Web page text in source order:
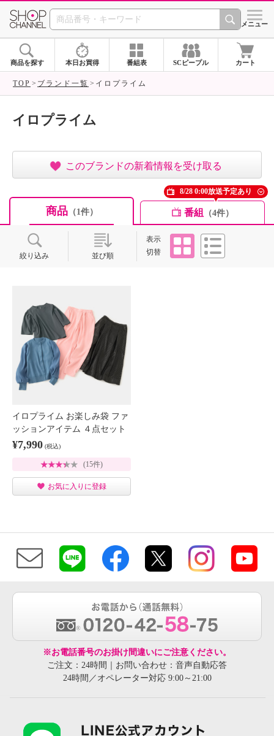
SHOP CHANNEL ショッ
メニュー
商品を探す 本日お買得 番組表 SCピープル カート
TOP ブランド一覧 イロプライム
イロプライム
このブランドの新着情報を受け取る
商品（1件） 番組 （4件）
8/28 0:00放送予定あり
絞り込み 並び順
表示
切替
タイル
イロプライム お楽しみ袋 ファ
ッションアイテム ４点セット
¥7,990 (税込)
(15件)
お気に入りに登録
※お電話番号のお掛け間違いにご注意ください。
ご注文：24時間｜お問い合わせ：音声自動応答
24時間／オペレーター対応 9:00～21:00